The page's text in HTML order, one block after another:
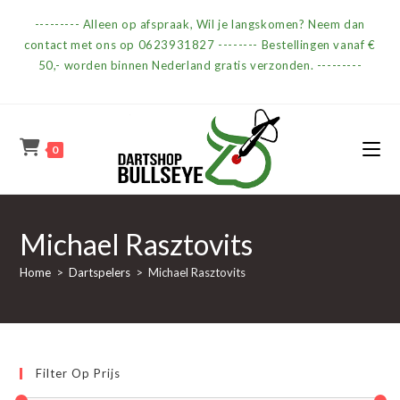
--------- Alleen op afspraak, Wil je langskomen? Neem dan
contact met ons op 0623931827 -------- Bestellingen vanaf €
50,- worden binnen Nederland gratis verzonden. ---------
0
Michael Rasztovits
Home > Dartspelers > Michael Rasztovits
Filter Op Prijs